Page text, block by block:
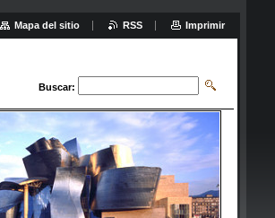
Buscar:
Mapa del sitio RSS Imprimir